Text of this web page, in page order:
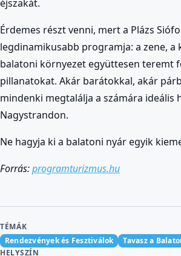
éjszakát.
Érdemes részt venni, mert a Plázs
legdinamikusabb programja: a zene, a
balatoni környezet együttesen teremt
pillanatokat. Akár barátokkal, akár
mindenki megtalálja a számára ideális
Nagystrandon.
Ne hagyja ki a balatoni nyár egyik
Forrás:programturizmus.hu
TÉMÁK
Rendezvények és Fesztiválok
Tavasz a
HELYSZÍN